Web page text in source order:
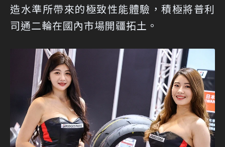
造水準所帶來的極致性能體驗，積極將普利
司通二輪在國內市場開疆拓土。